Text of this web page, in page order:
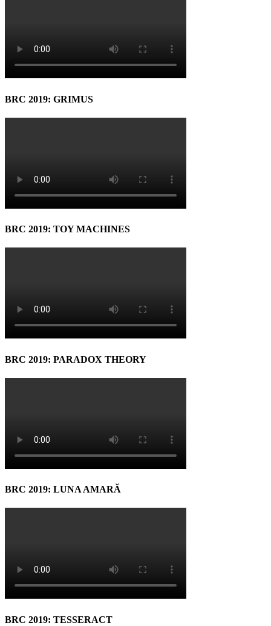
BRC 2019: GRIMUS
BRC 2019: TOY MACHINES
BRC 2019: PARADOX THEORY
BRC 2019: LUNA AMARĂ
BRC 2019: TESSERACT